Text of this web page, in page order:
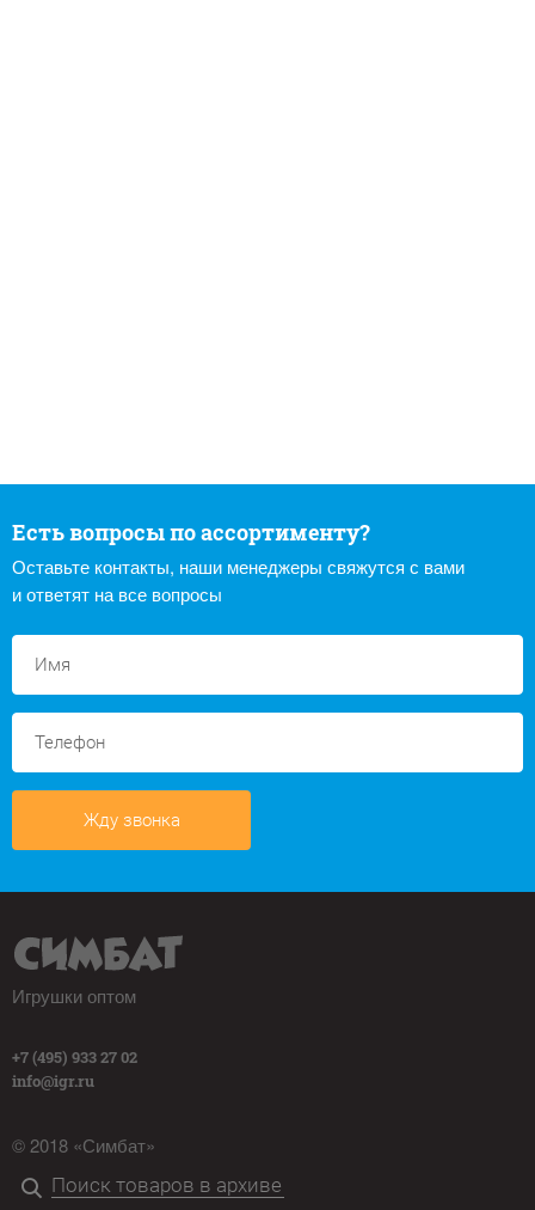
Есть вопросы по ассортименту?
Оставьте контакты, наши менеджеры свяжутся с вами
и ответят на все вопросы
Жду звонка
Игрушки оптом
+7 (495) 933 27 02
info@igr.ru
© 2018 «Симбат»